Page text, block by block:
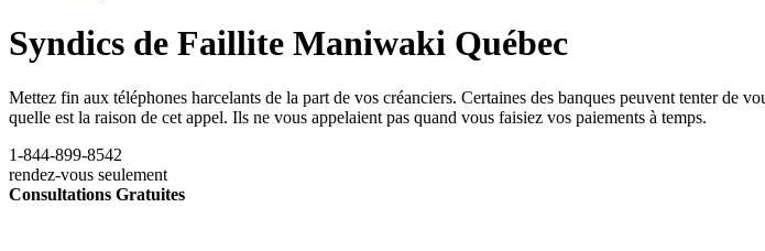
Syndics de Faillite Maniwaki Québec
Mettez fin aux téléphones harcelants de la part de vos créanciers. Certaines des banques peuvent tenter de
quelle est la raison de cet appel. Ils ne vous appelaient pas quand vous faisiez vos paiements à temps.
1-844-899-8542
rendez-vous seulement
Consultations Gratuites